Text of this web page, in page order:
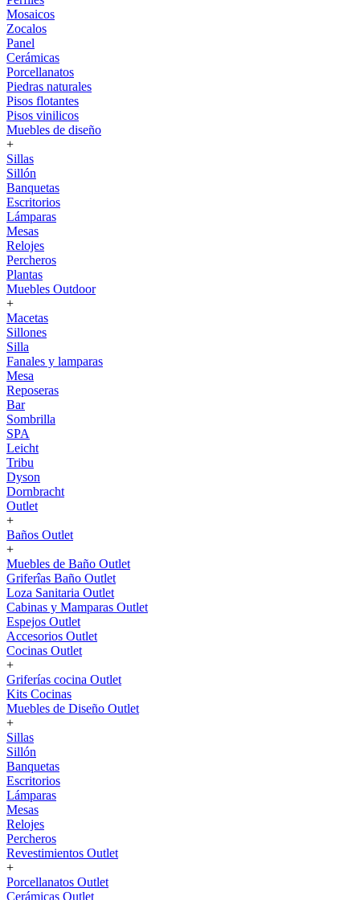
Mosaicos
Zocalos
Panel
Cerámicas
Porcellanatos
Piedras naturales
Pisos flotantes
Pisos vinilicos
Muebles de diseño
+
Sillas
Sillón
Banquetas
Escritorios
Lámparas
Mesas
Relojes
Percheros
Plantas
Muebles Outdoor
+
Macetas
Sillones
Silla
Fanales y lamparas
Mesa
Reposeras
Bar
Sombrilla
SPA
Leicht
Tribu
Dyson
Dornbracht
Outlet
+
Baños Outlet
+
Muebles de Baño Outlet
Griferîas Baño Outlet
Loza Sanitaria Outlet
Cabinas y Mamparas Outlet
Espejos Outlet
Accesorios Outlet
Cocinas Outlet
+
Griferías cocina Outlet
Kits Cocinas
Muebles de Diseño Outlet
+
Sillas
Sillón
Banquetas
Escritorios
Lámparas
Mesas
Relojes
Percheros
Revestimientos Outlet
+
Porcellanatos Outlet
Cerámicas Outlet